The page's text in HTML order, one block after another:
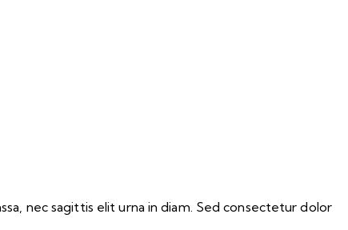
nec sagittis elit urna in diam. Sed consectetur dolor